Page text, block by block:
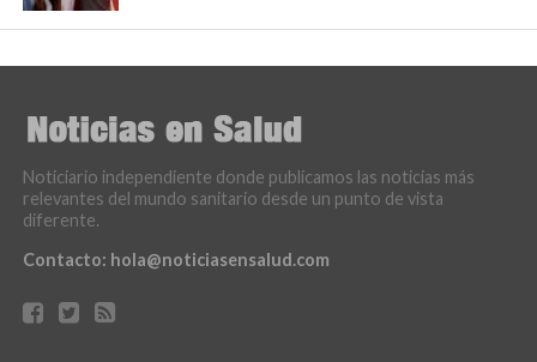
Noticiario independiente donde publicamos las noticias más
relevantes del mundo sanitario desde un punto de vista
diferente.
Contacto: hola@noticiasensalud.com